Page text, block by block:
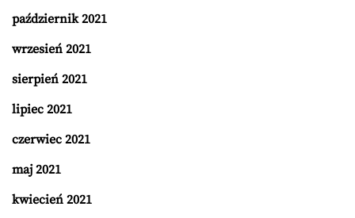
październik 2021
wrzesień 2021
sierpień 2021
lipiec 2021
czerwiec 2021
maj 2021
kwiecień 2021